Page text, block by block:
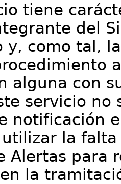
tiene
del
y, como tal,
alguna con
servicio no
notificación
la
Alertas para
la